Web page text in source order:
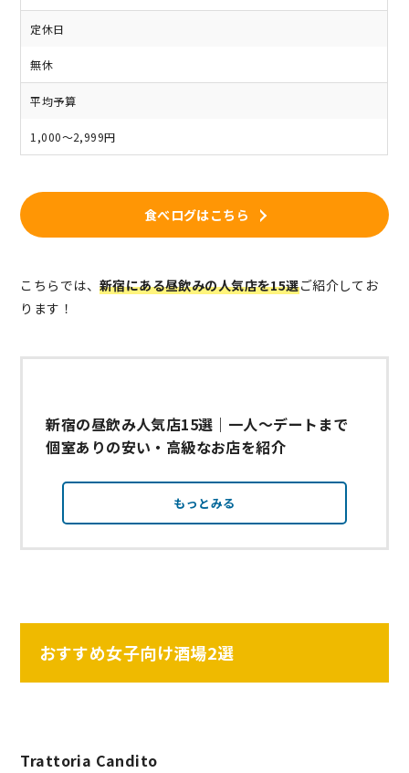
定休日
無休
平均予算
1,000～2,999円
食べログはこちら
こちらでは、 新宿にある昼飲みの人気店を15選ご紹介してお
ります！
新宿の昼飲み人気店15選｜一人～デートまで
個室ありの安い・高級なお店を紹介
もっとみる
おすすめ女子向け酒場2選
Trattoria Candito